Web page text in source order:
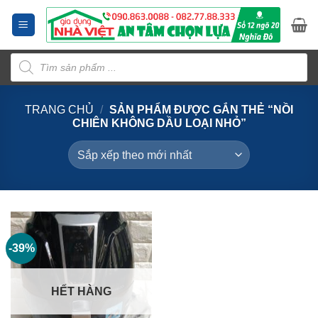
dung
Tìm
kiếm
sản
phẩm
TRANG CHỦ / SẢN PHẨM ĐƯỢC GẮN THẺ “NỒI
CHIÊN KHÔNG DẦU LOẠI NHỎ”
-39%
HẾT HÀNG